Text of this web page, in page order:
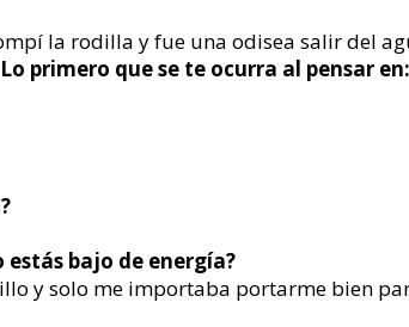
la rodilla y fue una odisea salir del
primero que se te ocurra al pensar en:
bajo de energía?
y solo me importaba portarme bien